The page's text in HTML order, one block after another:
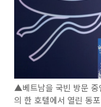
▲베트남을 국빈 방문 중
의 한 호텔에서 열린 동